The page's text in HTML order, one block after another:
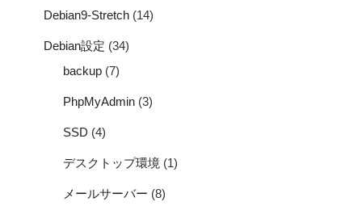
Debian9-Stretch (14)
Debian設定 (34)
backup (7)
PhpMyAdmin (3)
SSD (4)
デスクトップ環境 (1)
メールサーバー (8)